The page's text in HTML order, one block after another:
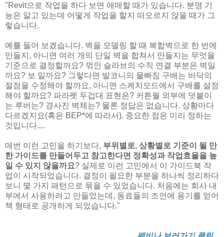
"Revit으로 작업을 하다 보면 애매할 때가 있습니다. 분명 기
능은 알고 있는데 어떻게 작업을 할지 떠오르지 않을 때가 그
렇습니다.
예를 들어 보겠습니다. 벽을 모델링 할 때 복합벽으로 한 번에
만들지, 아니면 여러 개의 단일 벽을 합쳐서 만들지는 무엇을
기준으로 결정할까요? 꺾인 슬라브의 수직 연결 부분은 벽일
까요? 보 일까요? 그렇다면 발코니의 물빠짐 구배는 바닥의
절점을 수정해야 할까요, 아니면 스케치모드에서 구배를 설정
해야 할까요? 파라펫 두겁대 표현은? 커튼월 외부에 덧붙이
는 루버는? 경사진 벽체는? 물론 정답은 없습니다. 상황마다
다르겠지요(혹은 BEP*에 따라서). 중요한 점은 미리 정하는
것입니다....
매번 이런 고민을 하기보다, 부위별로, 상황별로 기준이 될 만
한 가이드를 만들어두고 참고한다면 정확성과 작업효율을 높
일 수 있지 않을까요? 실제로 이런 고민에서 이 가이드북 작
업이 시작되었습니다. 결정이 필요한 부분을 하나씩 정리하다
보니 몇 가지 패턴으로 묶을 수 있었습니다. 처음에는 회사 내
부에서 사용하려고 만들었는데, 동료들의 조언에 용기를 얻어
책 형태로 공개하게 되었습니다."